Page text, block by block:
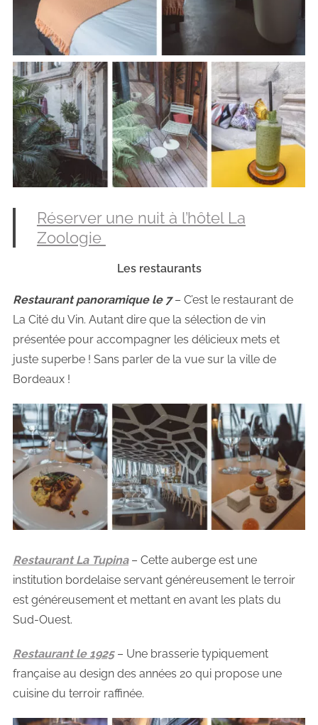
Réserver une nuit à l’hôtel La
Zoologie
Les restaurants
Restaurant panoramique le 7– C’est le restaurant de
La Cité du Vin. Autant dire que la sélection de vin
présentée pour accompagner les délicieux mets et
juste superbe ! Sans parler de la vue sur la ville de
Bordeaux !
Restaurant La Tupina– Cette auberge est une
institution bordelaise servant généreusement le terroir
est généreusement et mettant en avant les plats du
Sud-Ouest.
Restaurant le 1925 – Une brasserie typiquement
française au design des années 20 qui propose une
cuisine du terroir raffinée.